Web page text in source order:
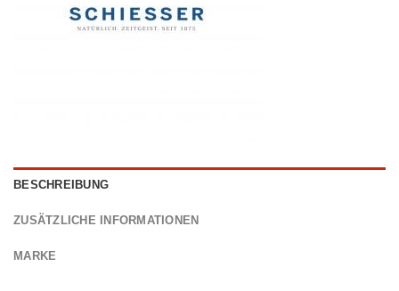
BESCHREIBUNG
ZUSÄTZLICHE INFORMATIONEN
MARKE